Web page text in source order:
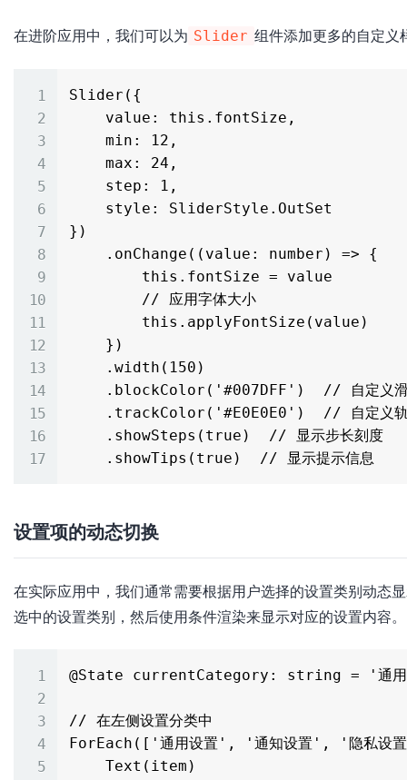
在进阶应用中，我们可以为 Slider 组件添加更多的自定义
Slider({
})
设置项的动态切换
在实际应用中，我们通常需要根据用户选择的设置类别动态
选中的设置类别，然后使用条件渲染来显示对应的设置内容。
@State currentCategory: string = '通用
// 在左侧设置分类中
ForEach(['通用设置', '通知设置', '隐